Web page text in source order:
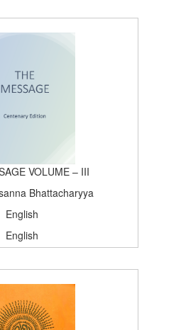
13T15:26:37Z
100
VOLUME – III
Bhattacharyya
English
English
22T15:26:37Z